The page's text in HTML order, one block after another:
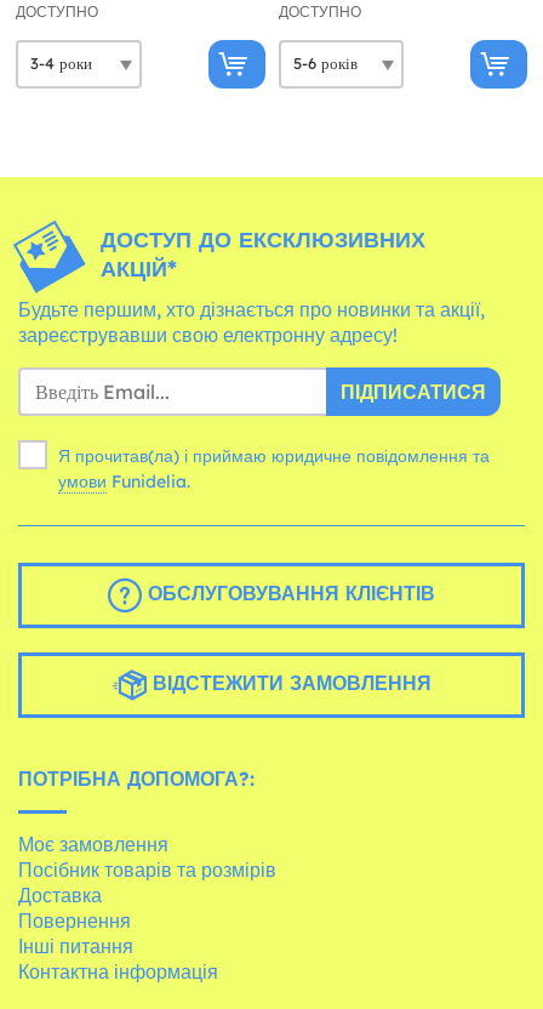
ДОСТУПНО ДОСТУПНО
ДОСТУП ДО ЕКСКЛЮЗИВНИХ
АКЦІЙ*
Будьте першим, хто дізнається про новинки та акції,
зареєструвавши свою електронну адресу!
ПІДПИСАТИСЯ
Я прочитав(ла) і приймаю юридичне повідомлення та
умови Funidelia.
ОБСЛУГОВУВАННЯ КЛІЄНТІВ
ВІДСТЕЖИТИ ЗАМОВЛЕННЯ
ПОТРІБНА ДОПОМОГА?:
Моє замовлення
Посібник товарів та розмірів
Доставка
Повернення
Інші питання
Контактна інформація